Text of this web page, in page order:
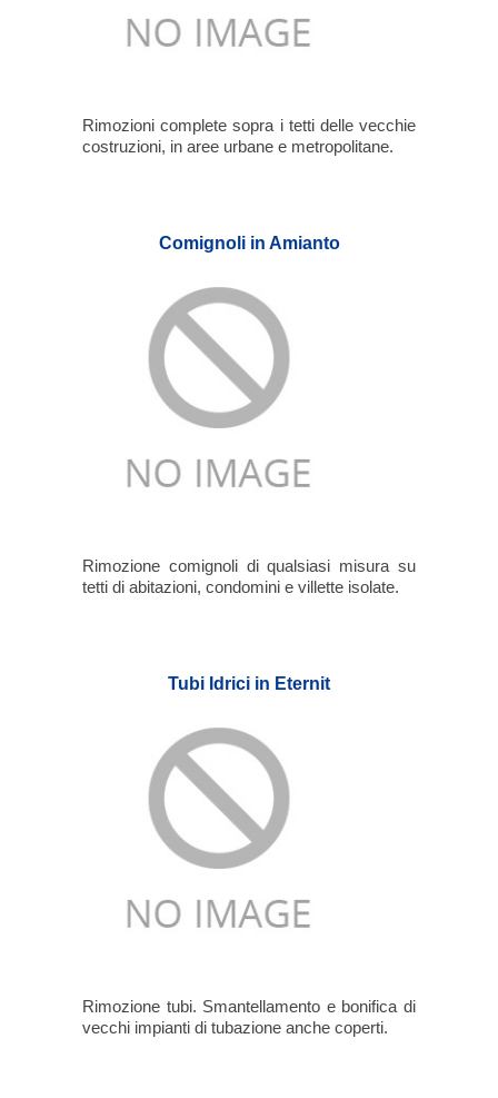
Rimozioni complete sopra i tetti delle vecchie
costruzioni, in aree urbane e metropolitane.
Comignoli in Amianto
Rimozione comignoli di qualsiasi misura su
tetti di abitazioni, condomini e villette isolate.
Tubi Idrici in Eternit
Rimozione tubi. Smantellamento e bonifica di
vecchi impianti di tubazione anche coperti.